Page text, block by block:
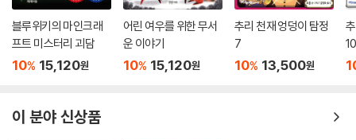
블루위키의 마인크래
프트 미스터리 괴담
10% 15,120원
어린 여우를 위한 무서
운 이야기
10% 15,120원
추리 천재 엉덩이 탐정
7
10% 13,500원
10
이 분야 신상품